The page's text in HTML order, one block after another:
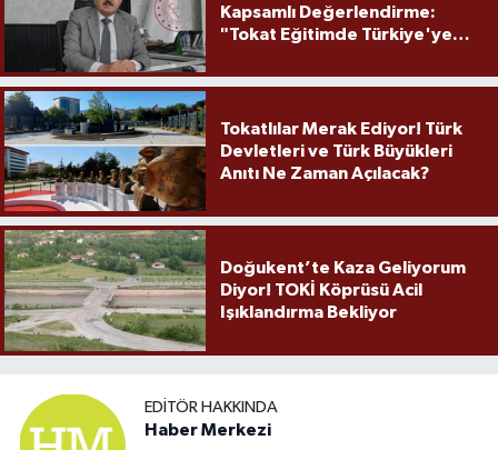
Kapsamlı Değerlendirme:
"Tokat Eğitimde Türkiye'ye
Tokatlılar Merak Ediyor! Türk
Devletleri ve Türk Büyükleri
Anıtı Ne Zaman Açılacak?
Doğukent’te Kaza Geliyorum
Diyor! TOKİ Köprüsü Acil
Işıklandırma Bekliyor
EDITÖR HAKKINDA
Haber Merkezi